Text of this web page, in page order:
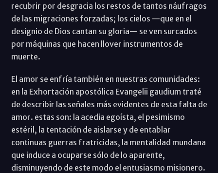
recubrir por desgracia los restos de tantos náufragos
de las migraciones forzadas; los cielos —que en el
designio de Dios cantan su gloria— se ven surcados
por máquinas que hacen llover instrumentos de
muerte.
El amor se enfría también en nuestras comunidades:
en la Exhortación apostólica Evangelii gaudium traté
de describir las señales más evidentes de esta falta de
amor. estas son: la acedia egoísta, el pesimismo
estéril, la tentación de aislarse y de entablar
continuas guerras fratricidas, la mentalidad mundana
que induce a ocuparse sólo de lo aparente,
disminuyendo de este modo el entusiasmo misionero.